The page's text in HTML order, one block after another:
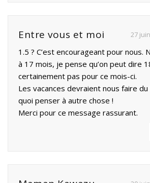
Entre vous et moi 27
1.5 ? C’est encourageant pour nous.
à 17 mois, je pense qu’on peut dire
certainement pas pour ce mois-ci.
Les vacances devraient nous faire
quoi penser à autre chose !
Merci pour ce message rassurant.